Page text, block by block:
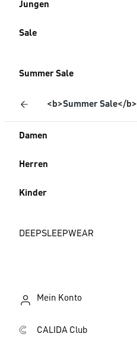
Jungen
Sale
Summer Sale
<b>Summer Sale</b>
Damen
Herren
Kinder
DEEPSLEEPWEAR
Mein Konto
CALIDA Club